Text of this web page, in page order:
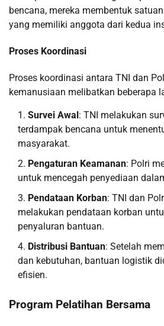
bencana, mereka membentuk
yang memiliki anggota dari kedua
Proses Koordinasi
Proses koordinasi antara TNI dan
kemanusiaan melibatkan beberapa
Survei Awal : TNI melakukan
terdampak bencana untuk
masyarakat.
Pengaturan Keamanan: Polri
untuk mencegah penyediaan
Pendataan Korban: TNI dan
melakukan pendataan korban
penyaluran bantuan.
Distribusi Bantuan: Setelah
dan kebutuhan, bantuan logistik
efisien.
Program Pelatihan Bersama